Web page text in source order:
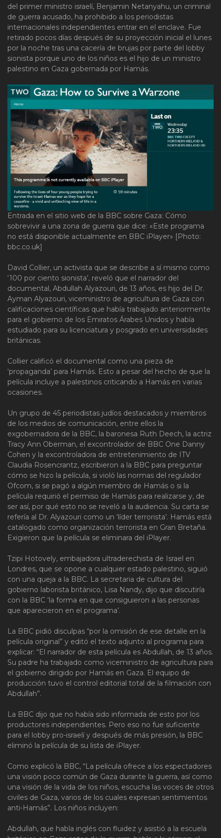
del primer ministro israelí, Benjamin Netanyahu, un criminal
de guerra acusado, ha prohibido a los periodistas
internacionales independientes entrar en el enclave. Fue
retirado pocos días después de su proyección inicial el lunes
por la noche tras una cacería de brujas por parte del lobby
sionista porque uno de los niños es el hijo de un ministro
palestino en Gaza gobernada por Hamás.
Entrada en el sitio web de la BBC sobre Gaza: Cómo
sobrevivir a una zona de guerra que dice: «Este programa
no está disponible actualmente en BBC iPlayer» [Photo:
bbc.co.uk]
David Collier, un activista que se describe a sí mismo como
‘100 por ciento sionista’, reveló que el narrador del
documental, Abdullah Alyazouri, de 13 años, es hijo del Dr.
Ayman Alyazouri, viceministro de agricultura de Gaza con
calificaciones científicas que había trabajado anteriormente
para el gobierno de los Emiratos Árabes Unidos y había
estudiado para su licenciatura y posgrado en universidades
británicas.
Collier calificó el documental como una pieza de
‘propaganda’ para Hamás. Esto a pesar del hecho de que la
película incluye a palestinos criticando a Hamás en varias
ocasiones.
Un grupo de 45 periodistas judíos destacados y miembros
de los medios de comunicación, entre ellos la
exgobernadora de la BBC, la baronesa Ruth Deech, la actriz
Tracy Ann Oberman, el excontrolador de BBC One Danny
Cohen y la excontroladora de entretenimiento de ITV
Claudia Rosencrantz, escribieron a la BBC para preguntar
cómo se hizo la película, si violó las normas del regulador
Ofcom, si se pagó a algún miembro de Hamás o si la
película requirió el permiso de Hamás para realizarse y, de
ser así, por qué esto no se reveló a la audiencia. Su carta se
refería al Dr. Alyazouri como un ‘líder terrorista’. Hamás está
catalogado como organización terrorista en Gran Bretaña.
Exigieron que la película se eliminara del iPlayer.
Tzipi Hotovely, embajadora ultraderechista de Israel en
Londres, que se opone a cualquier estado palestino, siguió
con una queja a la BBC. La secretaria de cultura del
gobierno laborista británico, Lisa Nandy, dijo que discutiría
con la BBC ‘la forma en que consiguieron a las personas
que aparecieron en el programa’.
La BBC pidió disculpas “por la omisión de ese detalle en la
película original” y editó el texto adjunto al programa para
explicar: “El narrador de esta película es Abdullah, de 13 años.
Su padre ha trabajado como viceministro de agricultura para
el gobierno dirigido por Hamás en Gaza. El equipo de
producción tuvo el control editorial total de la filmación con
Abdullah”.
La BBC dijo que no había sido informada de esto por los
productores independientes. Pero eso no fue suficiente
para el lobby pro-israelí y después de más presión, la BBC
eliminó la película de su lista de iPlayer.
Como explicó la BBC, “La película ofrece a los espectadores
una visión poco común de Gaza durante la guerra, así como
una visión de la vida de los niños, escucha las voces de otros
civiles de Gaza, varios de los cuales expresan sentimientos
anti-Hamás”. Los niños incluyen:
Abdullah, que habla inglés con fluidez y asistió a la escuela